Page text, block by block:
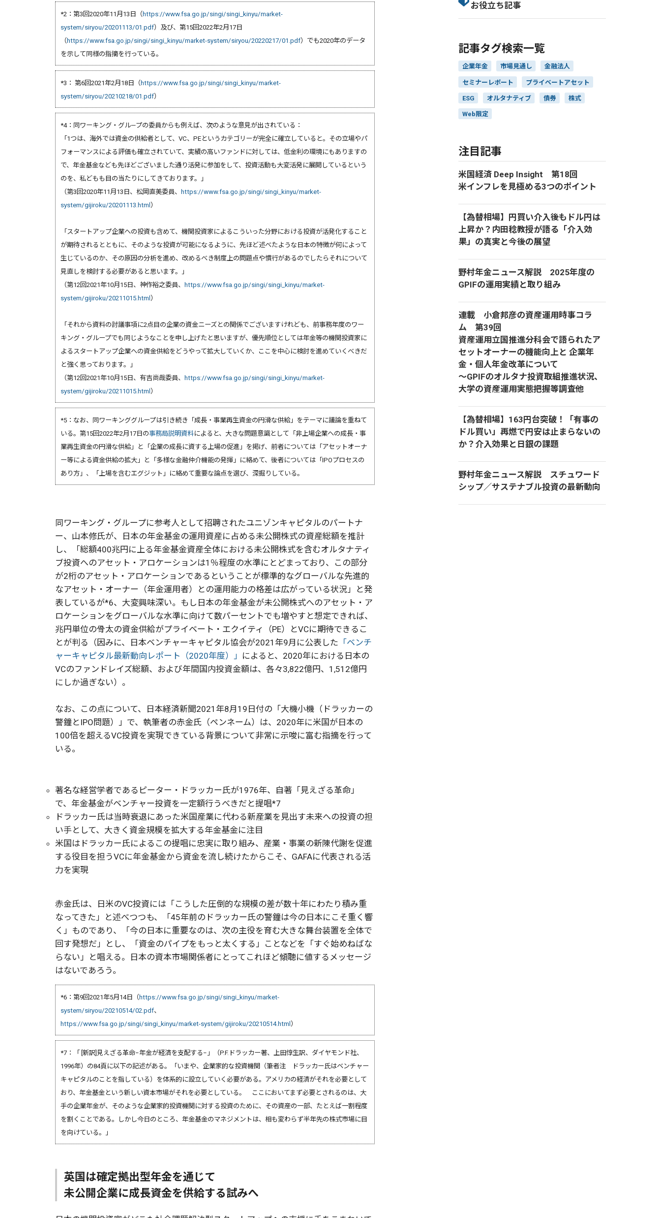
*2：第3回2020年11月13日（https://www.fsa.go.jp/singi/singi_kinyu/market-
system/siryou/20201113/01.pdf）及び、第15回2022年2月17日
（https://www.fsa.go.jp/singi/singi_kinyu/market-system/siryou/20220217/01.pdf）でも2020年のデータ
を示して同様の指摘を行っている。
*3： 第6回2021年2月18日（https://www.fsa.go.jp/singi/singi_kinyu/market-
system/siryou/20210218/01.pdf）
*4：同ワーキング・グル—プの委員からも例えば、次のような意見が出されている：
「1つは、海外では資金の供給者として、VC、PEというカテゴリーが完全に確立していると。その立場やパ
フォーマンスによる評価も確立されていて、実績の高いファンドに対しては、低金利の環境にもありますの
で、年金基金なども先ほどございました通り活発に参加をして、投資活動も大変活発に展開しているという
のを、私どもも目の当たりにしてきております。」
（第3回2020年11月13日、松岡直美委員、 https://www.fsa.go.jp/singi/singi_kinyu/market-
system/gijiroku/20201113.html）
「スタートアップ企業への投資も含めて、機関投資家によるこういった分野における投資が活発化すること
が期待されるとともに、そのような投資が可能になるように、先ほど述べたような日本の特徴が何によって
生じているのか、その原因の分析を進め、改めるべき制度上の問題点や慣行があるのでしたらそれについて
見直しを検討する必要があると思います。」
（第12回2021年10月15日、神作裕之委員、 https://www.fsa.go.jp/singi/singi_kinyu/market-
system/gijiroku/20211015.html）
「それから資料の討議事項に2点目の企業の資金ニーズとの関係でございますけれども、前事務年度のワー
キング・グループでも同じようなことを申し上げたと思いますが、優先順位としては年金等の機関投資家に
よるスタートアップ企業への資金供給をどうやって拡大していくか、ここを中心に検討を進めていくべきだ
と強く思っております。」
（第12回2021年10月15日、有吉尚哉委員、 https://www.fsa.go.jp/singi/singi_kinyu/market-
system/gijiroku/20211015.html）
*5：なお、同ワーキンググループは引き続き「成長・事業再生資金の円滑な供給」をテーマに議論を重ねて
いる。第15回2022年2月17日の事務局説明資料によると、大きな問題意識として「非上場企業への成長・事
業再生資金の円滑な供給」と「企業の成長に資する上場の促進」を掲げ、前者については「アセットオーナ
ー等による資金供給の拡大」と「多様な金融仲介機能の発揮」に絡めて、後者については「IPOプロセスの
あり方」、「上場を含むエグジット」に絡めて重要な論点を選び、深掘りしている。
同ワーキング・グループに参考人として招聘されたユニゾンキャピタルのパートナ
ー、山本修氏が、日本の年金基金の運用資産に占める未公開株式の資産総額を推計
し、「総額400兆円に上る年金基金資産全体における未公開株式を含むオルタナティ
ブ投資へのアセット・アロケーションは1％程度の水準にとどまっており、この部分
が2桁のアセット・アロケーションであるということが標準的なグローバルな先進的
なアセット・オーナー（年金運用者）との運用能力の格差は広がっている状況」と発
表しているが*6、大変興味深い。もし日本の年金基金が未公開株式へのアセット・ア
ロケーションをグローバルな水準に向けて数パーセントでも増やすと想定できれば、
兆円単位の骨太の資金供給がプライベート・エクイティ（PE）とVCに期待できるこ
とが判る（因みに、日本ベンチャーキャピタル協会が2021年9月に公表した 「ベンチ
ャーキャピタル最新動向レポート（2020年度）」 によると、2020年における日本の
VCのファンドレイズ総額、および年間国内投資金額は、各々3,822億円、1,512億円
にしか過ぎない）。
なお、この点について、日本経済新聞2021年8月19日付の「大機小機（ドラッカーの
警鐘とIPO問題）」で、執筆者の赤金氏（ペンネーム）は、2020年に米国が日本の
100倍を超えるVC投資を実現できている背景について非常に示唆に富む指摘を行って
いる。
著名な経営学者であるピーター・ドラッカー氏が1976年、自著「見えざる革命」
で、年金基金がベンチャー投資を一定額行うべきだと提唱*7
ドラッカー氏は当時衰退にあった米国産業に代わる新産業を見出す未来への投資の担
い手として、大きく資金規模を拡大する年金基金に注目
米国はドラッカー氏によるこの提唱に忠実に取り組み、産業・事業の新陳代謝を促進
する役目を担うVCに年金基金から資金を流し続けたからこそ、GAFAに代表される活
力を実現
赤金氏は、日米のVC投資には「こうした圧倒的な規模の差が数十年にわたり積み重
なってきた」と述べつつも、「45年前のドラッカー氏の警鐘は今の日本にこそ重く響
く」ものであり、「今の日本に重要なのは、次の主役を育む大きな舞台装置を全体で
回す発想だ」とし、「資金のパイプをもっと太くする」ことなどを「すぐ始めねばな
らない」と唱える。日本の資本市場関係者にとってこれほど傾聴に値するメッセージ
はないであろう。
*6：第9回2021年5月14日（https://www.fsa.go.jp/singi/singi_kinyu/market-
system/siryou/20210514/02.pdf、
https://www.fsa.go.jp/singi/singi_kinyu/market-system/gijiroku/20210514.html）
*7：「 [新訳]見えざる革命−年金が経済を支配する−」（P.F.ドラッカー著、上田惇生訳、ダイヤモンド社、
1996年）の84頁に以下の記述がある。「いまや、企業家的な投資機関（筆者注 ドラッカー氏はベンチャー
キャピタルのことを指している）を体系的に設立していく必要がある。アメリカの経済がそれを必要として
おり、年金基金という新しい資本市場がそれを必要としている。 ここにおいてまず必要とされるのは、大
手の企業年金が、そのような企業家的投資機関に対する投資のために、その資産の一部、たとえば一割程度
を割くことである。しかし今日のところ、年金基金のマネジメントは、相も変わらず半年先の株式市場に目
を向けている。」
英国は確定拠出型年金を通じて
未公開企業に成長資金を供給する試みへ
お役立ち記事
記事タグ検索一覧
企業年金 市場見通し 金融法人
セミナーレポート プライベートアセット
ESG オルタナティブ 債券 株式
Web限定
注目記事
米国経済 Deep Insight 第18回
米インフレを見極める3つのポイント
【為替相場】円買い介入後もドル円は
上昇か？内田稔教授が語る「介入効
果」の真実と今後の展望
野村年金ニュース解説 2025年度の
GPIFの運用実績と取り組み
連載 小倉邦彦の資産運用時事コラ
ム 第39回
資産運用立国推進分科会で語られたア
セットオーナーの機能向上と 企業年
金・個人年金改革について
～GPIFのオルタナ投資取組推進状況、
大学の資産運用実態把握等調査他
【為替相場】163円台突破！「有事の
ドル買い」再燃で円安は止まらないの
か？介入効果と日銀の課題
野村年金ニュース解説 スチュワード
シップ／サステナブル投資の最新動向